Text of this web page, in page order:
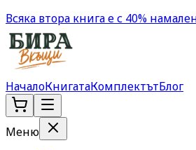
Всяка втора книга е с 40%
НачалоКнигатаКомплектътБлог
Меню